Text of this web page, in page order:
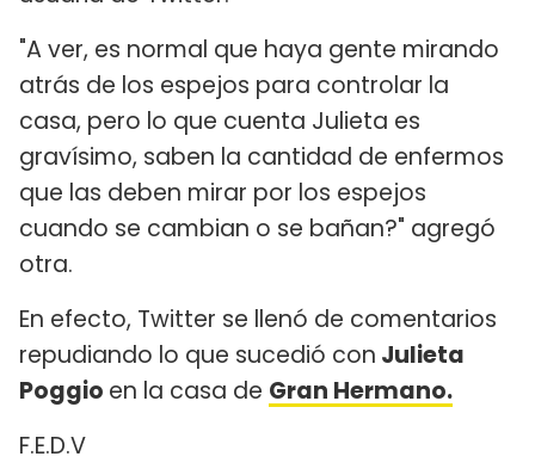
"A ver, es normal que haya gente mirando
atrás de los espejos para controlar la
casa, pero lo que cuenta Julieta es
gravísimo, saben la cantidad de enfermos
que las deben mirar por los espejos
cuando se cambian o se bañan?" agregó
otra.
En efecto, Twitter se llenó de comentarios
repudiando lo que sucedió con Julieta
Poggio en la casa de Gran Hermano.
F.E.D.V